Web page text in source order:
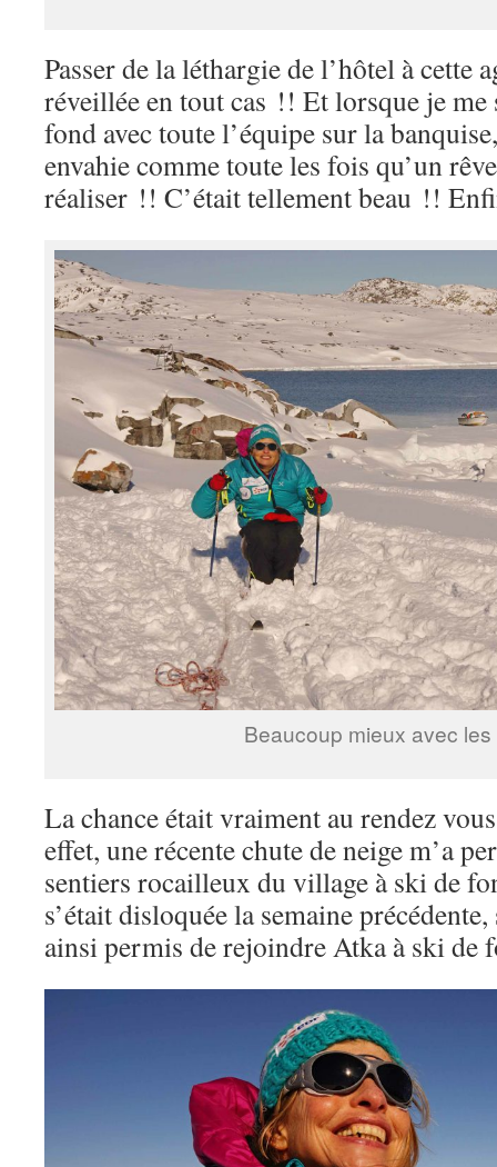
Passer de la léthargie de l’hôtel à cette
réveillée en tout cas !! Et lorsque je me
fond avec toute l’équipe sur la
envahie comme toute les fois qu’un
réaliser !! C’était tellement beau !!
Beaucoup mieux avec
La chance était vraiment au rendez
effet, une récente chute de neige m’a
sentiers rocailleux du village à ski de
s’était disloquée la semaine
ainsi permis de rejoindre Atka à ski de